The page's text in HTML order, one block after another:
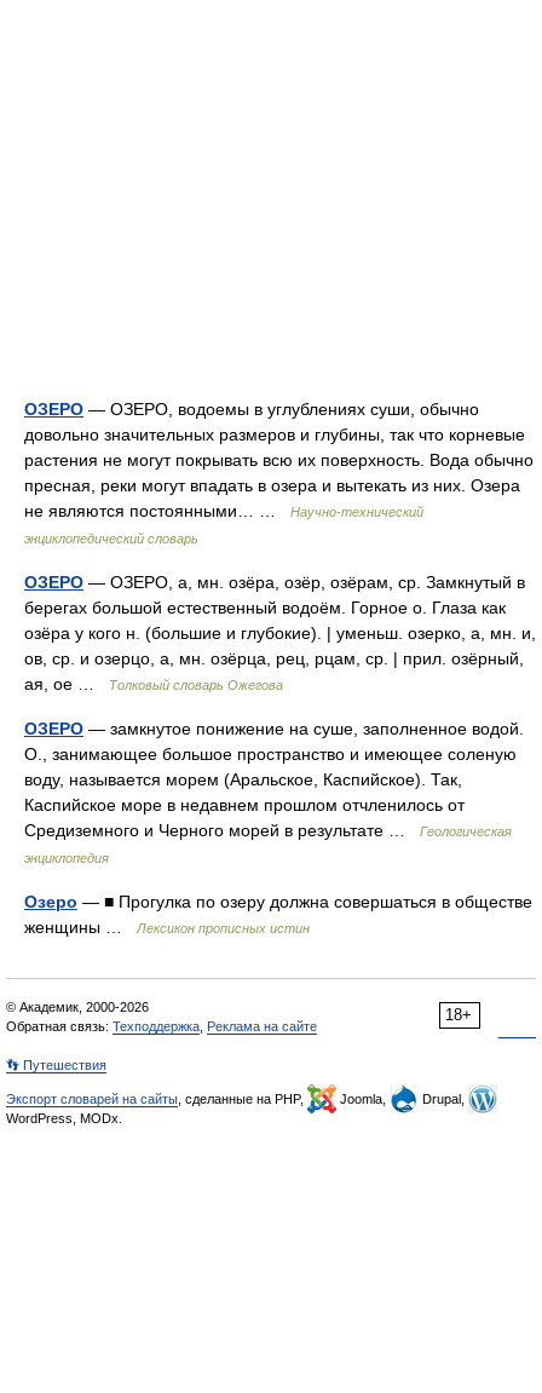
ОЗЕРО — ОЗЕРО, водоемы в углублениях суши, обычно
довольно значительных размеров и глубины, так что корневые
растения не могут покрывать всю их поверхность. Вода обычно
пресная, реки могут впадать в озера и вытекать из них. Озера
не являются постоянными… …
Научно-технический
энциклопедический словарь
ОЗЕРО — ОЗЕРО, а, мн. озёра, озёр, озёрам, ср. Замкнутый в
берегах большой естественный водоём. Горное о. Глаза как
озёра у кого н. (большие и глубокие). | уменьш. озерко, а, мн. и,
ов, ср. и озерцо, а, мн. озёрца, рец, рцам, ср. | прил. озёрный,
ая, ое …
Толковый словарь Ожегова
ОЗЕРО — замкнутое понижение на суше, заполненное водой.
О., занимающее большое пространство и имеющее соленую
воду, называется морем (Аральское, Каспийское). Так,
Каспийское море в недавнем прошлом отчленилось от
Средиземного и Черного морей в результате …
Геологическая
энциклопедия
Озеро — ■ Прогулка по озеру должна совершаться в обществе
женщины …
Лексикон прописных истин
18+
© Академик, 2000-2026
Обратная связь: Техподдержка Реклама на сайте
👣 Путешествия
Экспорт словарей на сайты , сделанные на PHP, Joomla,
Drupal,
WordPress, MODx.